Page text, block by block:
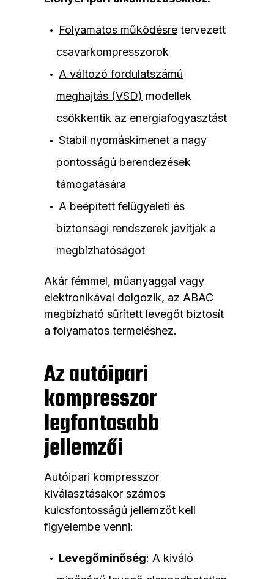
Folyamatos működésre tervezett
csavarkompresszorok
A változó fordulatszámú
meghajtás (VSD) modellek
csökkentik az energiafogyasztást
Stabil nyomáskimenet a nagy
pontosságú berendezések
támogatására
A beépített felügyeleti és
biztonsági rendszerek javítják a
megbízhatóságot
Akár fémmel, műanyaggal vagy
elektronikával dolgozik, az ABAC
megbízható sűrített levegőt biztosít
a folyamatos termeléshez.
Az autóipari
kompresszor
legfontosabb
jellemzői
Autóipari kompresszor
kiválasztásakor számos
kulcsfontosságú jellemzőt kell
figyelembe venni:
Levegőminőség: A kiváló